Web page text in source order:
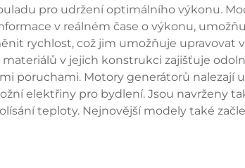
pro udržení optimálního výkonu.
v reálném čase o výkonu,
rychlost, což jim umožňuje upravovat
v jejich konstrukci zajišťuje
poruchami. Motory generátorů nalezají
elektřiny pro bydlení. Jsou navrženy
teploty. Nejnovější modely také